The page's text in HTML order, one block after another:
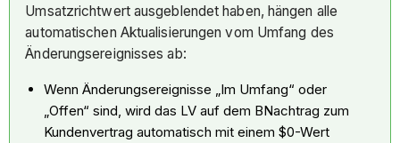
Umsatzrichtwert ausgeblendet haben, hängen alle
automatischen Aktualisierungen vom Umfang des
Änderungsereignisses ab:
Wenn Änderungsereignisse „Im Umfang“ oder
„Offen“ sind, wird das LV auf dem BNachtrag zum
Kundenvertrag automatisch mit einem $0-Wert